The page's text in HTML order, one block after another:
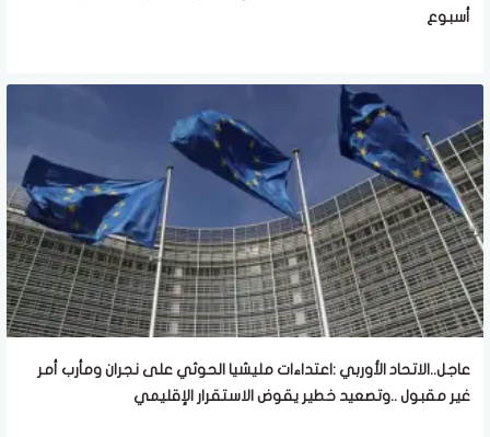
أسبوع
عاجل..الاتحاد الأوربي :اعتداءات مليشيا الحوثي على نجران ومأرب أمر
غير مقبول ..وتصعيد خطير يقوض الاستقرار الإقليمي